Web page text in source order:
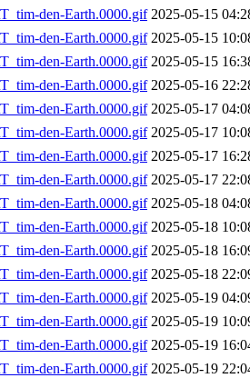
den-Earth.0000.gif 2025-05-15
den-Earth.0000.gif 2025-05-15
den-Earth.0000.gif 2025-05-15
den-Earth.0000.gif 2025-05-16
den-Earth.0000.gif 2025-05-17
den-Earth.0000.gif 2025-05-17
den-Earth.0000.gif 2025-05-17
den-Earth.0000.gif 2025-05-17
den-Earth.0000.gif 2025-05-18
den-Earth.0000.gif 2025-05-18
den-Earth.0000.gif 2025-05-18
den-Earth.0000.gif 2025-05-18
den-Earth.0000.gif 2025-05-19
den-Earth.0000.gif 2025-05-19
den-Earth.0000.gif 2025-05-19
den-Earth.0000.gif 2025-05-19